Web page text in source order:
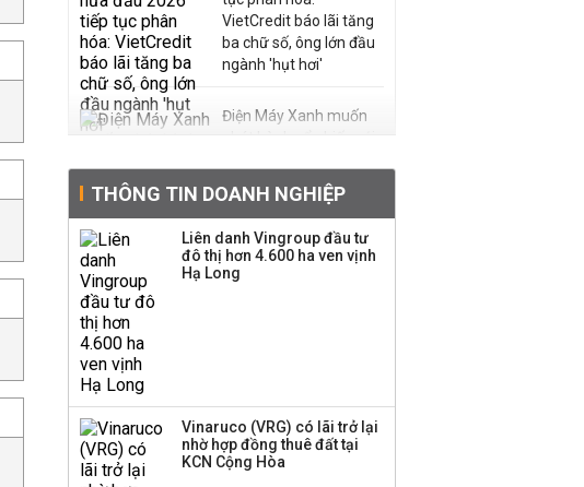
VietCredit báo lãi tăng
ba chữ số, ông lớn đầu
ngành 'hụt hơi'
Điện Máy Xanh muốn
phát hành cổ phiếu với
Sau nhịp điều chỉnh
mạnh, CTCK nhìn thấy
cơ hội ở nhóm cổ phiếu
thanh lý toàn bộ cửa
hàng
THÔNG TIN DOANH NGHIỆP
Liên danh Vingroup đầu tư
đô thị hơn 4.600 ha ven vịnh
Hạ Long
Vinaruco (VRG) có lãi trở lại
nhờ hợp đồng thuê đất tại
KCN Cộng Hòa